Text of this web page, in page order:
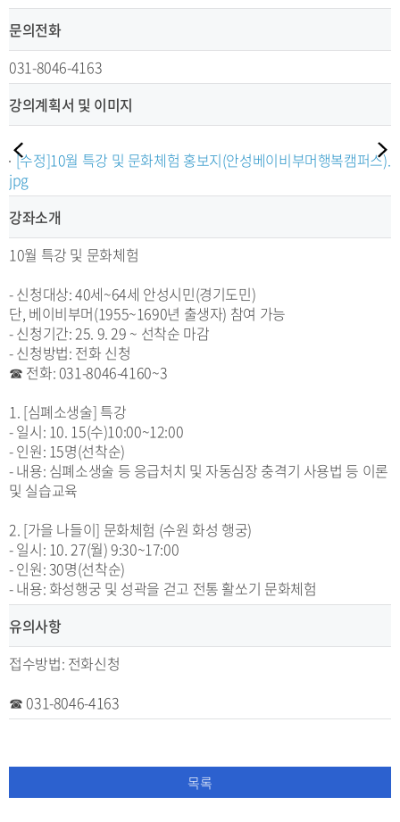
문의전화
031-8046-4163
강의계획서 및 이미지
[수정]10월 특강 및 문화체험 홍보지(안성베이비부머행복캠퍼스).
jpg
강좌소개
10월 특강 및 문화체험
- 신청대상: 40세~64세 안성시민(경기도민)
단, 베이비부머(1955~1690년 출생자) 참여 가능
- 신청기간: 25. 9. 29 ~ 선착순 마감
- 신청방법: 전화 신청
☎ 전화: 031-8046-4160~3
1. [심폐소생술] 특강
- 일시: 10. 15(수)10:00~12:00
- 인원: 15명(선착순)
- 내용: 심폐소생술 등 응급처치 및 자동심장 충격기 사용법 등 이론
및 실습교육
2. [가을 나들이] 문화체험 (수원 화성 행궁)
- 일시: 10. 27(월) 9:30~17:00
- 인원: 30명(선착순)
- 내용: 화성행궁 및 성곽을 걷고 전통 활쏘기 문화체험
유의사항
접수방법: 전화신청
☎ 031-8046-4163
목록